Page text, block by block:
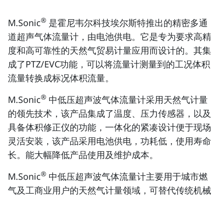
M.Sonic® 是霍尼韦尔科技埃尔斯特推出的精密多通
道超声气体流量计，由电池供电。它是专为要求高精
度和高可靠性的天然气贸易计量应用而设计的。其集
成了PTZ/EVC功能，可以将流量计测量到的工况体积
流量转换成标况体积流量。
M.Sonic® 中低压超声波气体流量计采用天然气计量
的领先技术，该产品集成了温度、压力传感器，以及
具备体积修正仪的功能，一体化的紧凑设计便于现场
灵活安装，该产品采用电池供电，功耗低，使用寿命
长。能大幅降低产品使用及维护成本。
M.Sonic® 中低压超声波气体流量计主要用于城市燃
气及工商业用户的天然气计量领域，可替代传统机械